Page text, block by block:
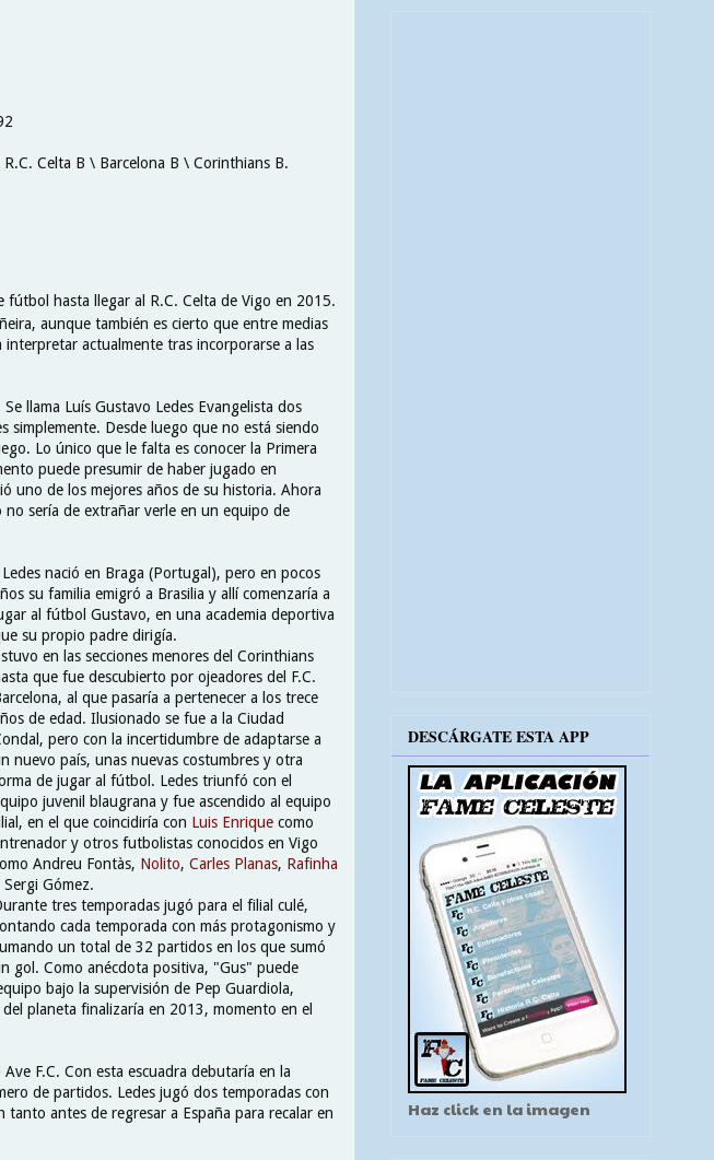
Celta B \ Barcelona B \ Corinthians B.
fútbol hasta llegar al R.C. Celta de Vigo en 2015.
aunque también es cierto que entre medias
actualmente tras incorporarse a las
llama Luís Gustavo Ledes Evangelista dos
simplemente. Desde luego que no está siendo
Lo único que le falta es conocer la Primera
puede presumir de haber jugado en
uno de los mejores años de su historia. Ahora
sería de extrañar verle en un equipo de
nació en Braga (Portugal), pero en pocos
su familia emigró a Brasilia y allí comenzaría a
al fútbol Gustavo, en una academia deportiva
su propio padre dirigía.
en las secciones menores del Corinthians
que fue descubierto por ojeadores del F.C.
al que pasaría a pertenecer a los trece
de edad. Ilusionado se fue a la Ciudad
pero con la incertidumbre de adaptarse a
nuevo país, unas nuevas costumbres y otra
de jugar al fútbol. Ledes triunfó con el
juvenil blaugrana y fue ascendido al equipo
en el que coincidiría con Luis Enrique como
y otros futbolistas conocidos en Vigo
Andreu Fontàs, Nolito, Carles Planas, Rafinha
Sergi Gómez.
tres temporadas jugó para el filial culé,
cada temporada con más protagonismo y
un total de 32 partidos en los que sumó
gol. Como anécdota positiva, "Gus" puede
bajo la supervisión de Pep Guardiola,
planeta finalizaría en 2013, momento en el
F.C. Con esta escuadra debutaría en la
de partidos. Ledes jugó dos temporadas con
antes de regresar a España para recalar en
DESCÁRGATE ESTA APP
Haz click en la imagen